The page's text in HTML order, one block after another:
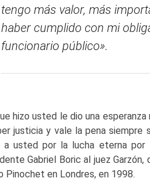
tengo más valor, más
haber cumplido con mi
funcionario público».
hizo usted le dio una
justicia y vale la pena siempre
usted por la lucha eterna por
Gabriel Boric al juez
en Londres, en 1998.